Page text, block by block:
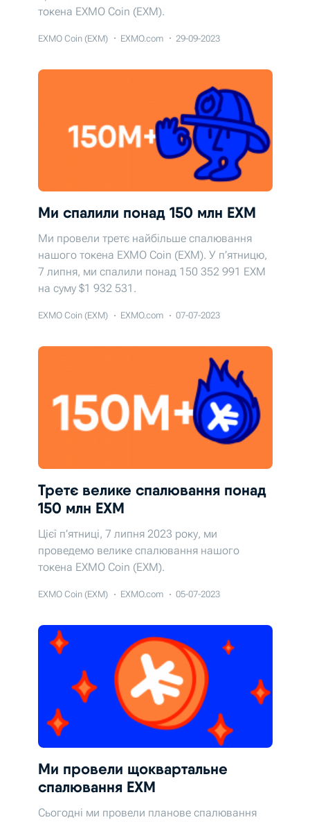
токена EXMO Coin (EXM).
EXMO Coin (EXM) EXMO.com 29-09-2023
Ми спалили понад 150 млн EXM
Ми провели третє найбільше спалювання
нашого токена EXMO Coin (EXM). У п’ятницю,
7 липня, ми спалили понад 150 352 991 EХМ
на суму $1 932 531.
EXMO Coin (EXM) EXMO.com 07-07-2023
Третє велике спалювання понад
150 млн EXM
Цієї п’ятниці, 7 липня 2023 року, ми
проведемо велике спалювання нашого
токена EXMO Coin (EXM).
EXMO Coin (EXM) EXMO.com 05-07-2023
Ми провели щоквартальне
спалювання EXM
Сьогодні ми провели планове спалювання